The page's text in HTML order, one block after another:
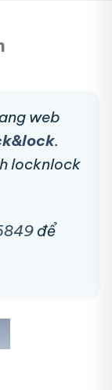
web
.
locknlock
để